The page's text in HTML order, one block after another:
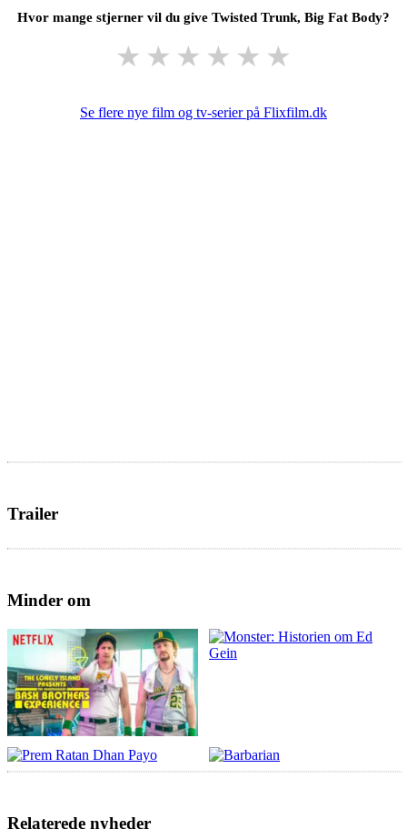
Hvor mange stjerner vil du give Twisted Trunk, Big Fat Body?
★ ★ ★ ★ ★ ★
Se flere nye film og tv-serier på Flixfilm.dk
Trailer
Minder om
Relaterede nyheder